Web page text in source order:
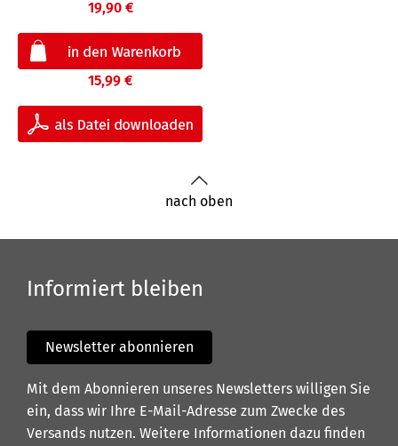
19,90 €
15,99 €
nach oben
Informiert bleiben
Newsletter abonnieren
Mit dem Abonnieren unseres Newsletters willigen Sie
ein, dass wir Ihre E-Mail-Adresse zum Zwecke des
Versands nutzen. Weitere Informationen dazu finden